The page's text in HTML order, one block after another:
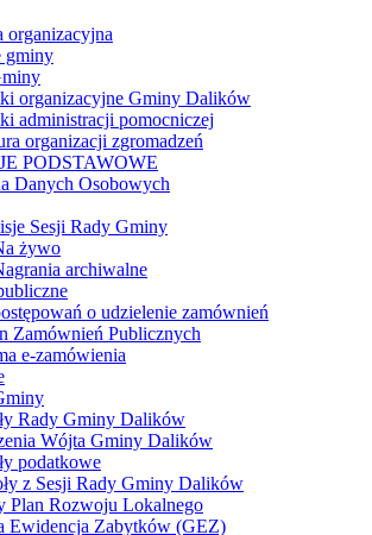
organizacyjna
gminy
organizacyjne Gminy Dalików
administracji pomocniczej
organizacji zgromadzeń
PODSTAWOWE
Danych Osobowych
Sesji Rady Gminy
żywo
archiwalne
o udzielenie zamównień
Zamównień Publicznych
e-zamówienia
Rady Gminy Dalików
Wójta Gminy Dalików
podatkowe
z Sesji Rady Gminy Dalików
Plan Rozwoju Lokalnego
Ewidencja Zabytków (GEZ)